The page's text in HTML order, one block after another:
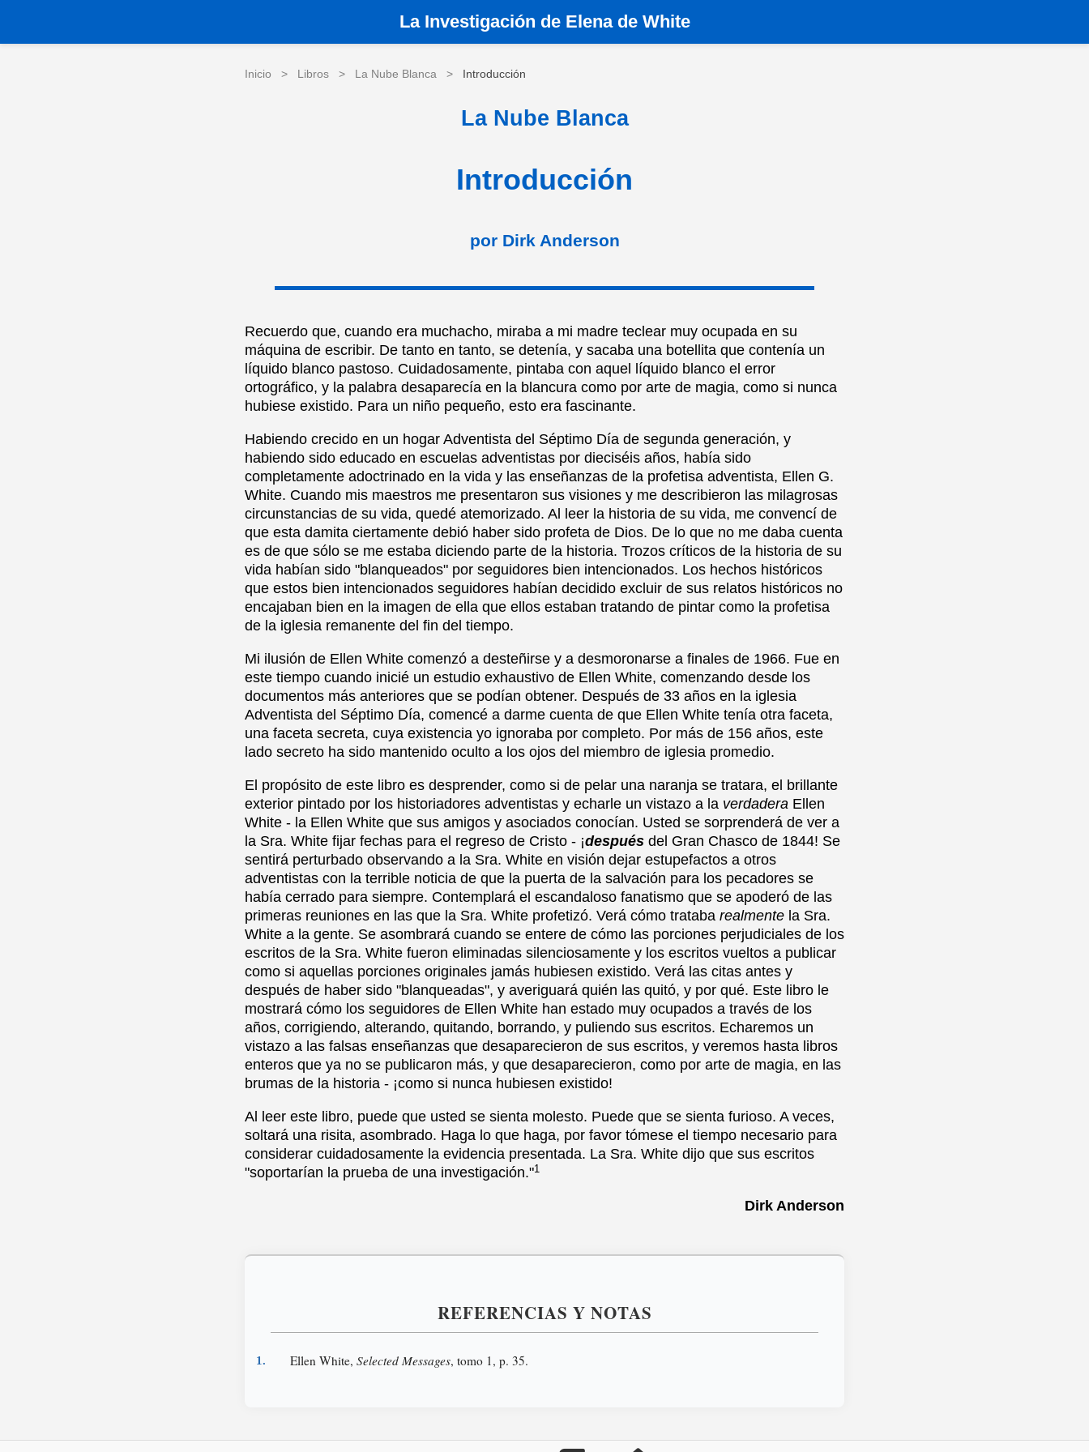
Inicio > Libros > La Nube Blanca > Introducción
La Investigación de Elena de White
La Nube Blanca
Introducción
por Dirk Anderson
Recuerdo que, cuando era muchacho, miraba a mi madre teclear muy ocupada en su
máquina de escribir. De tanto en tanto, se detenía, y sacaba una botellita que contenía un
líquido blanco pastoso. Cuidadosamente, pintaba con aquel líquido blanco el error
ortográfico, y la palabra desaparecía en la blancura como por arte de magia, como si nunca
hubiese existido. Para un niño pequeño, esto era fascinante.
Habiendo crecido en un hogar Adventista del Séptimo Día de segunda generación, y
habiendo sido educado en escuelas adventistas por dieciséis años, había sido
completamente adoctrinado en la vida y las enseñanzas de la profetisa adventista, Ellen G.
White. Cuando mis maestros me presentaron sus visiones y me describieron las milagrosas
circunstancias de su vida, quedé atemorizado. Al leer la historia de su vida, me convencí de
que esta damita ciertamente debió haber sido profeta de Dios. De lo que no me daba cuenta
es de que sólo se me estaba diciendo parte de la historia. Trozos críticos de la historia de su
vida habían sido "blanqueados" por seguidores bien intencionados. Los hechos históricos
que estos bien intencionados seguidores habían decidido excluir de sus relatos históricos no
encajaban bien en la imagen de ella que ellos estaban tratando de pintar como la profetisa
de la iglesia remanente del fin del tiempo.
Mi ilusión de Ellen White comenzó a desteñirse y a desmoronarse a finales de 1966. Fue en
este tiempo cuando inicié un estudio exhaustivo de Ellen White, comenzando desde los
documentos más anteriores que se podían obtener. Después de 33 años en la iglesia
Adventista del Séptimo Día, comencé a darme cuenta de que Ellen White tenía otra faceta,
una faceta secreta, cuya existencia yo ignoraba por completo. Por más de 156 años, este
lado secreto ha sido mantenido oculto a los ojos del miembro de iglesia promedio.
El propósito de este libro es desprender, como si de pelar una naranja se tratara, el brillante
exterior pintado por los historiadores adventistas y echarle un vistazo a la verdadera Ellen
White - la Ellen White que sus amigos y asociados conocían. Usted se sorprenderá de ver a
la Sra. White fijar fechas para el regreso de Cristo - ¡después del Gran Chasco de 1844! Se
sentirá perturbado observando a la Sra. White en visión dejar estupefactos a otros
adventistas con la terrible noticia de que la puerta de la salvación para los pecadores se
había cerrado para siempre. Contemplará el escandaloso fanatismo que se apoderó de las
primeras reuniones en las que la Sra. White profetizó. Verá cómo trataba realmente la Sra.
White a la gente. Se asombrará cuando se entere de cómo las porciones perjudiciales de los
escritos de la Sra. White fueron eliminadas silenciosamente y los escritos vueltos a publicar
como si aquellas porciones originales jamás hubiesen existido. Verá las citas antes y
después de haber sido "blanqueadas", y averiguará quién las quitó, y por qué. Este libro le
mostrará cómo los seguidores de Ellen White han estado muy ocupados a través de los
años, corrigiendo, alterando, quitando, borrando, y puliendo sus escritos. Echaremos un
vistazo a las falsas enseñanzas que desaparecieron de sus escritos, y veremos hasta libros
enteros que ya no se publicaron más, y que desaparecieron, como por arte de magia, en las
brumas de la historia - ¡como si nunca hubiesen existido!
Al leer este libro, puede que usted se sienta molesto. Puede que se sienta furioso. A veces,
soltará una risita, asombrado. Haga lo que haga, por favor tómese el tiempo necesario para
considerar cuidadosamente la evidencia presentada. La Sra. White dijo que sus escritos
"soportarían la prueba de una investigación."1
Dirk Anderson
REFERENCIAS Y NOTAS
Ellen White, Selected Messages, tomo 1, p. 35.